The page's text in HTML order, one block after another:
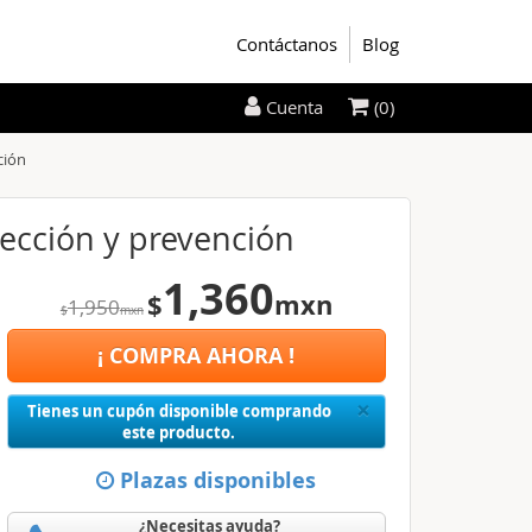
Contáctanos Blog
y prevención
$1,950mxn $1,360mxn
¡ COMPRA AHORA !
×Close
Tienes un cupón disponible comprando
este producto.
Plazas disponibles
¿Necesitas ayuda?
Cuenta (0)